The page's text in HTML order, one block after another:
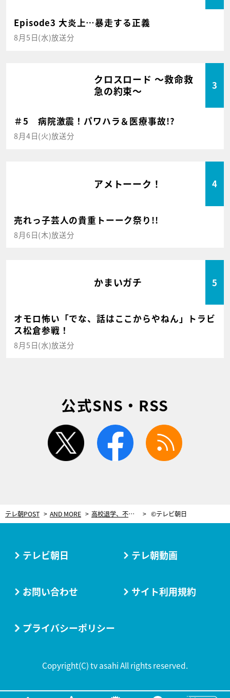
Episode3 大炎上…暴走する正義
8月5日(水)放送分
クロスロード ～救命救
急の約束～
3
＃5 病院激震！パワハラ＆医療事故!?
8月4日(火)放送分
アメトーーク！ 4
売れっ子芸人の貴重トーーク祭り!!
8月6日(木)放送分
かまいガチ 5
オモロ怖い「でな、話はここからやねん」トラビ
ス松倉参戦！
8月5日(水)放送分
公式SNS・RSS
twitter facebook
テレ朝POST AND MORE 高校退学、不自由だったモデル時代…。女優・渡辺真起子、知られざる過去を語る ©テレビ朝日
テレビ朝日 テレ朝動画
お問い合わせ サイト利用規約
プライバシーポリシー
Copyright(C) tv asahi All rights reserved.